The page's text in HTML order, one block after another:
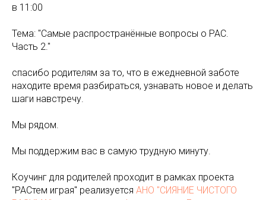
в 11:00
Тема: "Самые распространённые вопросы о РАС.
Часть 2."
спасибо родителям за то, что в ежедневной заботе
находите время разбираться, узнавать новое и делать
шаги навстречу.
Мы рядом.
Мы поддержим вас в самую трудную минуту.
Коучинг для родителей проходит в рамках проекта
"РАСтем играя" реализуется АНО "СИЯНИЕ ЧИСТОГО